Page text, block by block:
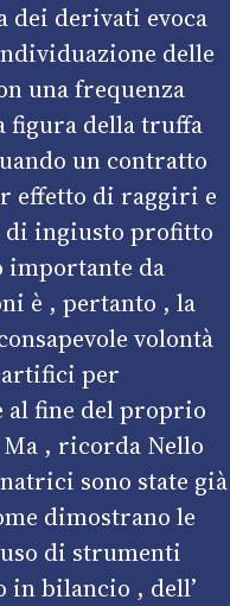
dei derivati evoca
delle
una frequenza
figura della truffa
un contratto
effetto di raggiri e
ingiusto profitto
importante da
è , pertanto , la
volontà
per
al fine del proprio
, ricorda Nello
sono state già
dimostrano le
di strumenti
in bilancio , dell’